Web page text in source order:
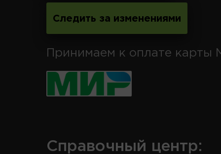
Следить за изменениями
Принимаем к оплате карты
Справочный центр: